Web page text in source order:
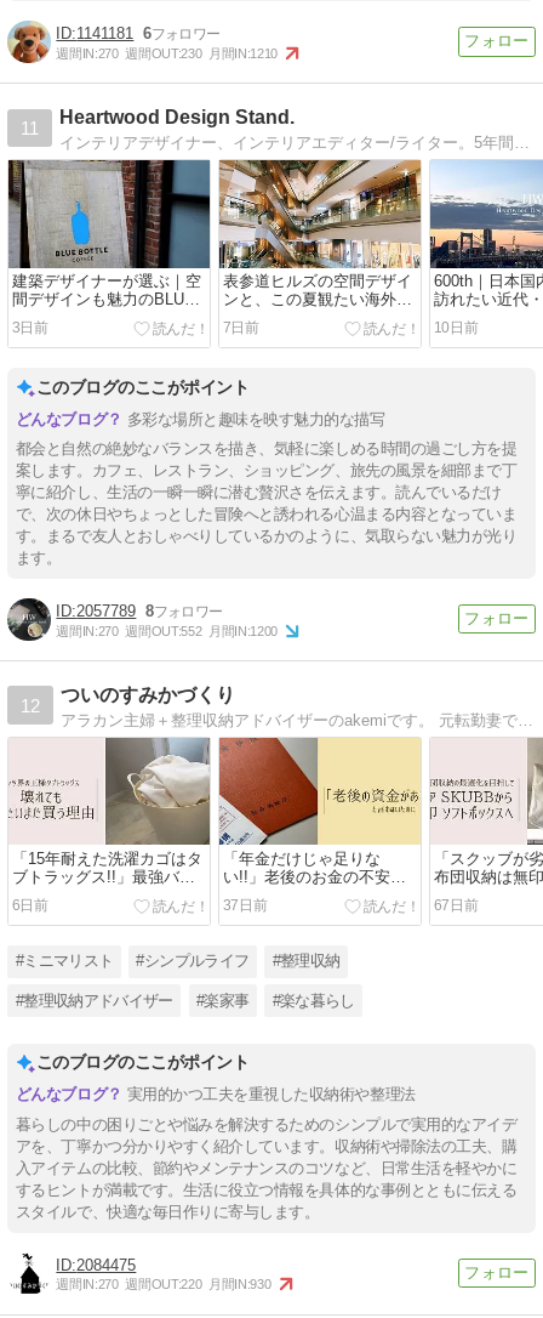
1141181 6
週間IN:270 週間OUT:230 月間IN:1210
11
Heartwood Design Stand.
インテリアデザイナー、インテリアエディター/ライター。5年間のアメリカ生活を経て、日本に舞い戻ってまいりました：）海外旅行、建築・インテリア、海外ドラマ、cafe巡りetc. 好きなものたちを写真とともにbloggingします♪
建築デザイナーが選ぶ｜空
間デザインも魅力のBLUE
BOTTLE COFFEE /
Art&Architecture＃602
3日前
表参道ヒルズの空間デザイ
ンと、この夏観たい海外ド
ラマ / Art&Architecture＃
601
7日前
600th｜日本国
訪れたい近代
10日前
このブログのここがポイント
多彩な場所と趣味を映す魅力的な描写
都会と自然の絶妙なバランスを描き、気軽に楽しめる時間の過ごし方を提
案します。カフェ、レストラン、ショッピング、旅先の風景を細部まで丁
寧に紹介し、生活の一瞬一瞬に潜む贅沢さを伝えます。読んでいるだけ
で、次の休日やちょっとした冒険へと誘われる心温まる内容となっていま
す。まるで友人とおしゃべりしているかのように、気取らない魅力が光り
ます。
2057789 8
週間IN:270 週間OUT:552 月間IN:1200
12
ついのすみかづくり
アラカン主婦＋整理収納アドバイザーのakemiです。 元転勤妻で、現在、地元関西に小さな家を建てました。いろんな家に暮らしてきた経験とアドバイザーとしての知識、この歳になったからこその知恵を、お片付けに悩む人、苦手な人に届けるブログです
「15年耐えた洗濯カゴはタ
ブトラッグス!!」最強バケ
6日前
「年金だけじゃ足りな
い!!」老後のお金の不安に
備える
37日前
「スクッブが
布団収納は無
クスに
67日前
#ミニマリスト #シンプルライフ #整理収納
#整理収納アドバイザー #楽家事 #楽な暮らし
このブログのここがポイント
実用的かつ工夫を重視した収納術や整理法
暮らしの中の困りごとや悩みを解決するためのシンプルで実用的なアイデ
アを、丁寧かつ分かりやすく紹介しています。収納術や掃除法の工夫、購
入アイテムの比較、節約やメンテナンスのコツなど、日常生活を軽やかに
するヒントが満載です。生活に役立つ情報を具体的な事例とともに伝える
スタイルで、快適な毎日作りに寄与します。
2084475
週間IN:270 週間OUT:220 月間IN:930